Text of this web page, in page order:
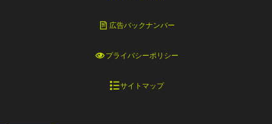
広告バックナンバー
プライバシーポリシー
サイトマップ